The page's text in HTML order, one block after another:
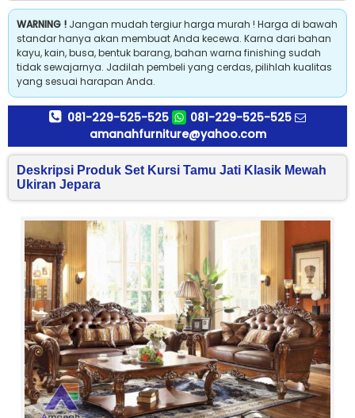
WARNING ! Jangan mudah tergiur harga murah ! Harga di bawah
standar hanya akan membuat Anda kecewa. Karna dari bahan
kayu, kain, busa, bentuk barang, bahan warna finishing sudah
tidak sewajarnya. Jadilah pembeli yang cerdas, pilihlah kualitas
yang sesuai harapan Anda.
081-229-525-525
081-229-525-525
amanahfurniture@yahoo.com
Deskripsi Produk Set Kursi Tamu Jati Klasik Mewah
Ukiran Jepara